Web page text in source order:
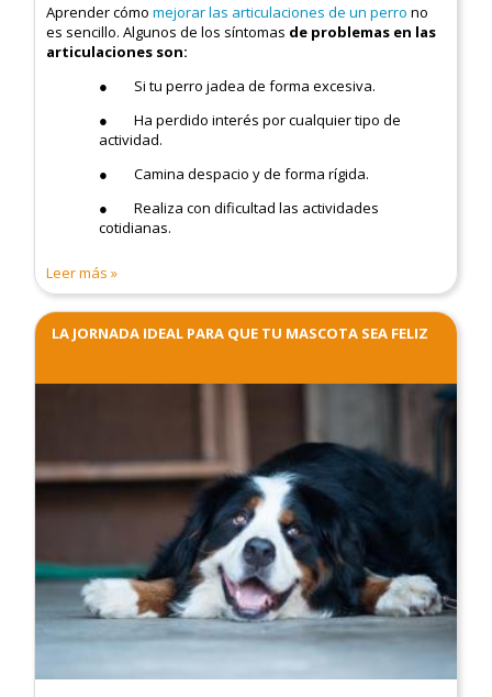
Aprender cómo mejorar las articulaciones de un perro no
es sencillo. Algunos de los síntomas de problemas en las
articulaciones son:
● Si tu perro jadea de forma excesiva.
● Ha perdido interés por cualquier tipo de
actividad.
● Camina despacio y de forma rígida.
● Realiza con dificultad las actividades
cotidianas.
Leer más
LA JORNADA IDEAL PARA QUE TU MASCOTA SEA FELIZ